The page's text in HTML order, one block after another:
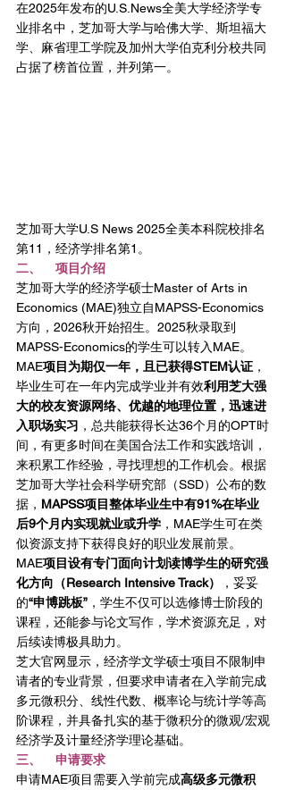
在2025年发布的U.S.News全美大学经济学专
业排名中，芝加哥大学与哈佛大学、斯坦福大
学、麻省理工学院及加州大学伯克利分校共同
占据了榜首位置，并列第一。
芝加哥大学U.S News 2025全美本科院校排名
第11，经济学排名第1。
二、    项目介绍
芝加哥大学的经济学硕士Master of Arts in
Economics (MAE)独立自MAPSS-Economics
方向，2026秋开始招生。2025秋录取到
MAPSS-Economics的学生可以转入MAE。
MAE项目为期仅一年，且已获得STEM认证 ，
毕业生可在一年内完成学业并有效利用芝大强
大的校友资源网络、优越的地理位置，迅速进
入职场实习 ，总共能获得长达36个月的OPT时
间，有更多时间在美国合法工作和实践培训，
来积累工作经验，寻找理想的工作机会。根据
芝加哥大学社会科学研究部（SSD）公布的数
据， MAPSS项目整体毕业生中有91%在毕业
后9个月内实现就业或升学 ，MAE学生可在类
似资源支持下获得良好的职业发展前景。
MAE项目设有专门面向计划读博学生的研究强
化方向（Research Intensive Track）
，妥妥
的“申博跳板” ，学生不仅可以选修博士阶段的
课程，还能参与论文写作，学术资源充足，对
后续读博极具助力。
芝大官网显示，经济学文学硕士项目不限制申
请者的专业背景，但要求申请者在入学前完成
多元微积分、线性代数、概率论与统计学等高
阶课程，并具备扎实的基于微积分的微观/宏观
经济学及计量经济学理论基础。
三、    申请要求
申请MAE项目需要入学前完成高级多元微积